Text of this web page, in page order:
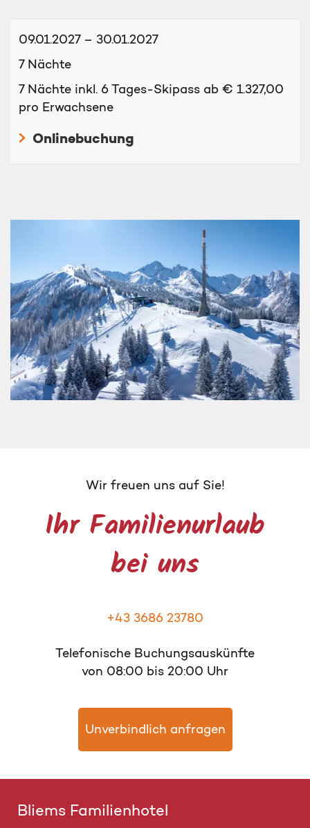
09.01.2027 – 30.01.2027
7 Nächte
7 Nächte inkl. 6 Tages-Skipass ab € 1.327,00
pro Erwachsene
Onlinebuchung
Wir freuen uns auf Sie!
Ihr Familienurlaub
bei uns
+43 3686 23780
Telefonische Buchungsauskünfte
von 08:00 bis 20:00 Uhr
Unverbindlich anfragen
Bliems Familienhotel